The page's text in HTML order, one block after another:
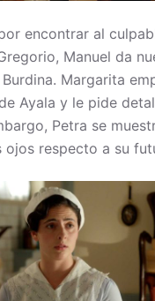
encontrar al
Manuel da
Margarita
Ayala y le pide
Petra se
ojos respecto a su